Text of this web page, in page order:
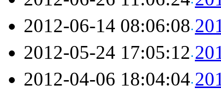
2012-06-14 08:06:08
2012-05-24 17:05:12
2012-04-06 18:04:04